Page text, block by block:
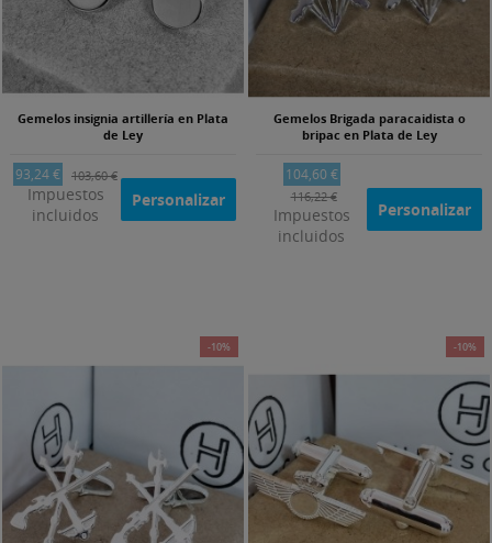
Gemelos insignia artillería en Plata
de Ley
93,24 € 103,60 €
Impuestos
incluidos
Personalizar
Gemelos Brigada paracaidista o
bripac en Plata de Ley
104,60 €
116,22 €
Impuestos
incluidos
Personalizar
-10% -10%